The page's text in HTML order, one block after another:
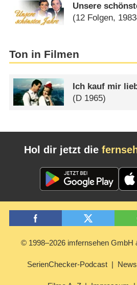
Unsere
(12 Folgen,
Ton in Filmen
Ich kauf mir
(D 1965)
Hol dir jetzt die
© 1998–2026 imfernsehen GmbH
SerienChecker-Podcast